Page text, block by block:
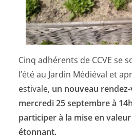
Cinq adhérents de CCVE se
l’été au Jardin Médiéval et
estivale, un nouveau
mercredi 25 septembre à
participer à la mise en
étonnant.